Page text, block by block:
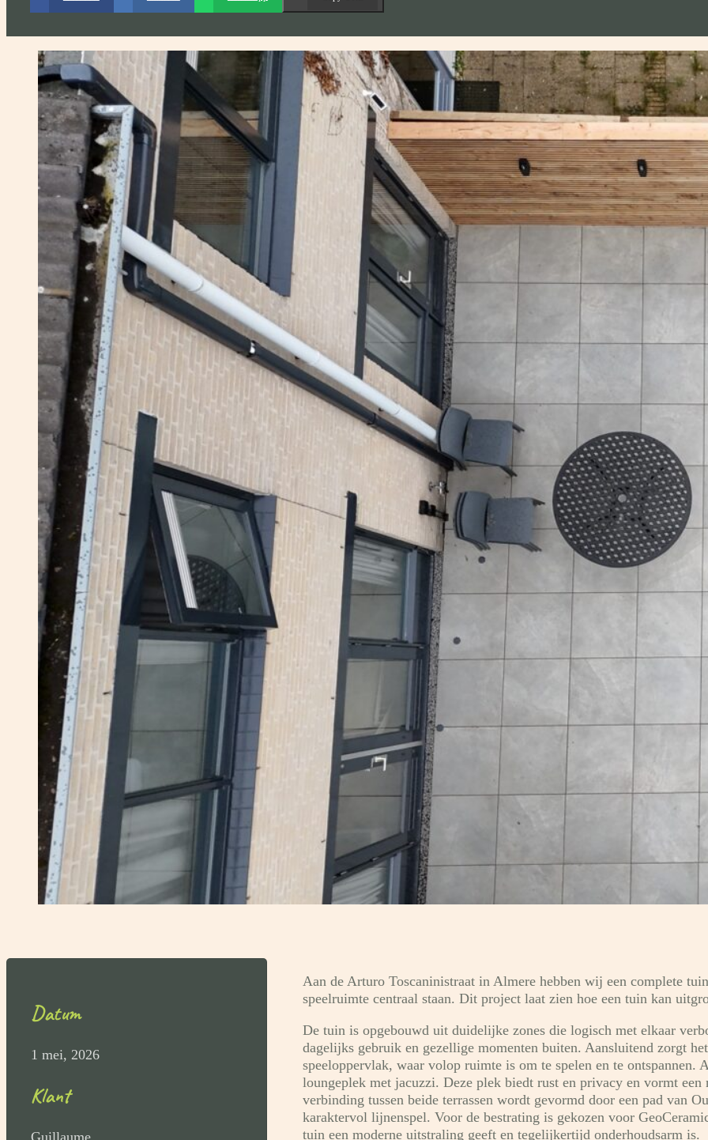
Datum
1 mei, 2026
Klant
Aan de Arturo Toscaninistraat in Almere hebben wij een complete
speelruimte centraal staan. Dit project laat zien hoe een tuin kan
De tuin is opgebouwd uit duidelijke zones die logisch met elkaar
dagelijks gebruik en gezellige momenten buiten. Aansluitend zorgt
speeloppervlak, waar volop ruimte is om te spelen en te
loungeplek met jacuzzi. Deze plek biedt rust en privacy en vormt
verbinding tussen beide terrassen wordt gevormd door een pad van
karaktervol lijnenspel. Voor de bestrating is gekozen voor
tuin een moderne uitstraling geeft en tegelijkertijd onderhoudsarm is.